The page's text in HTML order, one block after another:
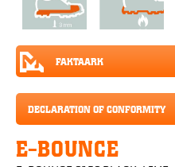
FAKTAARK
DECLARATION OF CONFORMITY
E-BOUNCE